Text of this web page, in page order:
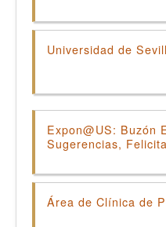
Universidad de
Expon@US: Buzón
Sugerencias,
Área de Clínica de